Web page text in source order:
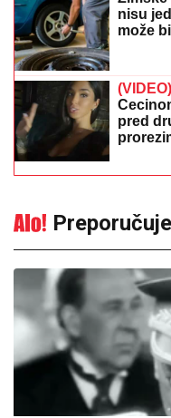
nisu
može
(VIDEO)
pred
Preporučuje